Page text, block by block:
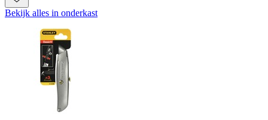
Bekijk alles in onderkast